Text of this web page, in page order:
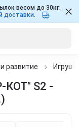
весом до 30кг.
доставки.
развитие
S2 -